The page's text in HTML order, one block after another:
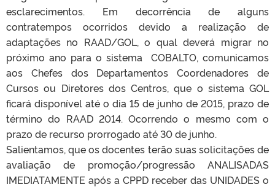
esclarecimentos. Em decorrência de alguns
contratempos ocorridos devido a realização de
adaptações no RAAD/GOL, o qual deverá migrar no
próximo ano para o sistema COBALTO, comunicamos
aos Chefes dos Departamentos Coordenadores de
Cursos ou Diretores dos Centros, que o sistema GOL
ficará disponível até o dia 15 de junho de 2015, prazo de
término do RAAD 2014. Ocorrendo o mesmo com o
prazo de recurso prorrogado até 30 de junho.
Salientamos, que os docentes terão suas solicitações de
avaliação de promoção/progressão ANALISADAS
IMEDIATAMENTE após a CPPD receber das UNIDADES o